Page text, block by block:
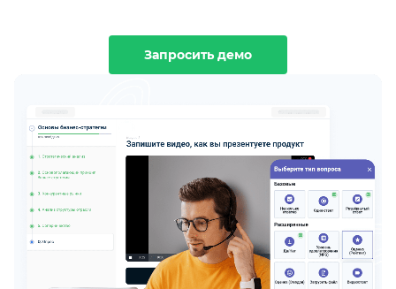
Запросить демо